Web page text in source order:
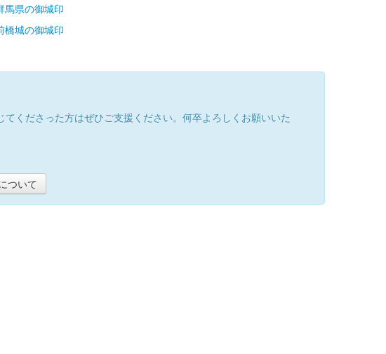
馬県の御城印
橋城の御城印
くださった方はぜひご支援ください。何卒よろしくお願いいた
ついて